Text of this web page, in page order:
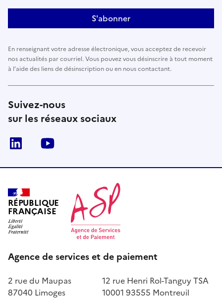
S'abonner
En renseignant votre adresse électronique, vous acceptez de recevoir
nos actualités par courriel. Vous pouvez vous désinscrire à tout moment
à l’aide des liens de désinscription ou en nous contactant.
Suivez-nous
sur les réseaux sociaux
LinkedIn
RÉPUBLIQUE
FRANÇAISE
Agence de services et de paiement
2 rue du Maupas
87040 Limoges
12 rue Henri Rol-Tanguy TSA
10001 93555 Montreuil